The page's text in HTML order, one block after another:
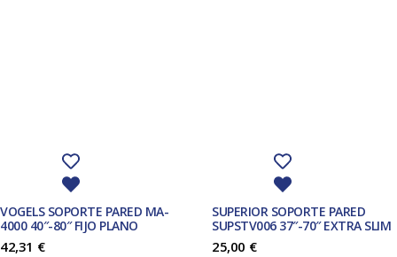
VOGELS SOPORTE PARED MA-
4000 40″-80″ FIJO PLANO
42,31 €
SUPERIOR SOPORTE PARED
SUPSTV006 37″-70″ EXTRA SLIM
25,00 €